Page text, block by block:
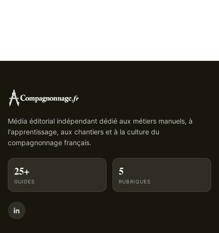
Média éditorial indépendant dédié aux métiers manuels, à
l'apprentissage, aux chantiers et à la culture du
compagnonnage français.
25+
GUIDES
5
RUBRIQUES